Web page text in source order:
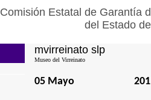
Comisión Estatal de Garantía
del Estado
mvirreinato slp
Museo del Virreinato
05 Mayo